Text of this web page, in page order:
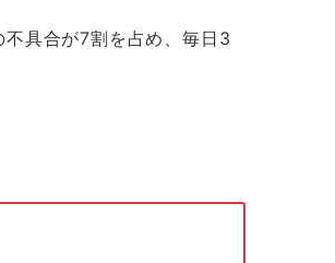
具合が7割を占め、毎日3